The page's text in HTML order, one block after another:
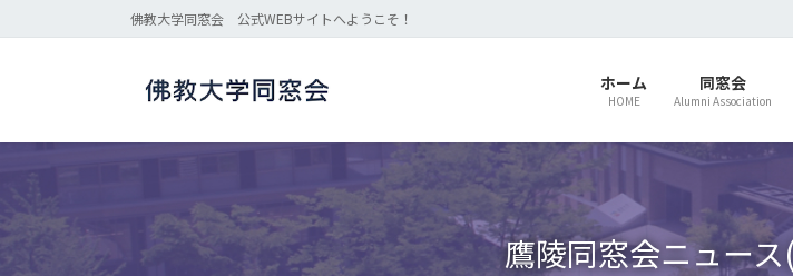
ン
に
ビ
ョ
移
動
佛教大学同窓会 公式WEBサイトへようこそ！
ホーム
HOME
同窓会
Alumni Association
鷹陵同窓会ニュー